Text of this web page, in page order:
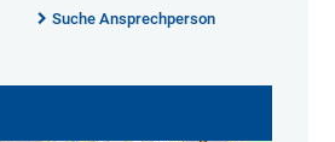
Suche Ansprechperson